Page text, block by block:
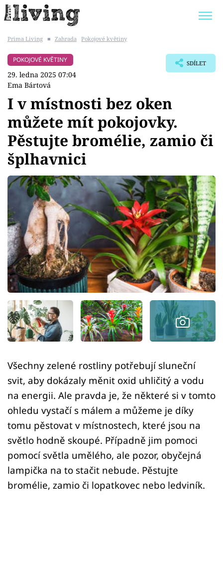
BYDLENÍ SLAVNÝCH
Témata
Bydlení
Zahrada
Design
Sledujte prima+
Přihlášení
Sledujte nás
Prima Living ■ Zahrada Pokojové květiny
POKOJOVÉ KVĚTINY
29. ledna 2025 07:04
Ema Bártová
SDÍLET
I v místnosti bez oken
můžete mít pokojovky.
Pěstujte bromélie, zamio či
šplhavnici
Všechny zelené rostliny potřebují sluneční
svit, aby dokázaly měnit oxid uhličitý a vodu
na energii. Ale pravda je, že některé si v tomto
ohledu vystačí s málem a můžeme je díky
tomu pěstovat v místnostech, které jsou na
světlo hodně skoupé. Případně jim pomoci
pomocí světla umělého, ale pozor, obyčejná
lampička na to stačit nebude. Pěstujte
bromélie, zamio či lopatkovec nebo ledviník.